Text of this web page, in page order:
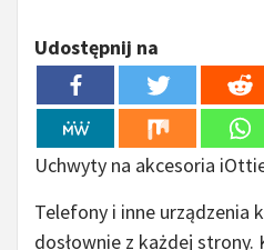
Udostępnij na
Uchwyty na akcesoria
Telefony i inne urządzenia
dosłownie z każdej